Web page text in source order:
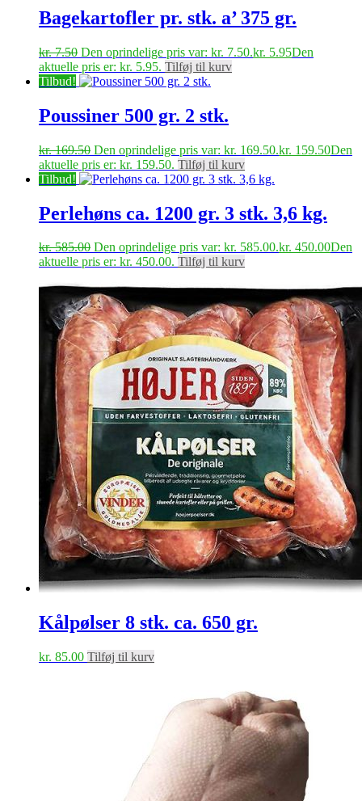
Bagekartofler pr. stk. a’ 375 gr.
kr.7.50 Den oprindelige pris var: kr. 7.50.kr. 5.95Den
aktuelle pris er: kr. 5.95. Tilføj til kurv
Tilbud!
Poussiner 500 gr. 2 stk.
kr.169.50 Den oprindelige pris var: kr. 169.50.kr. 159.50Den
aktuelle pris er: kr. 159.50. Tilføj til kurv
Tilbud!
Perlehøns ca. 1200 gr. 3 stk. 3,6 kg.
kr.585.00 Den oprindelige pris var: kr. 585.00.kr. 450.00Den
aktuelle pris er: kr. 450.00. Tilføj til kurv
Kålpølser 8 stk. ca. 650 gr.
kr. 85.00 Tilføj til kurv